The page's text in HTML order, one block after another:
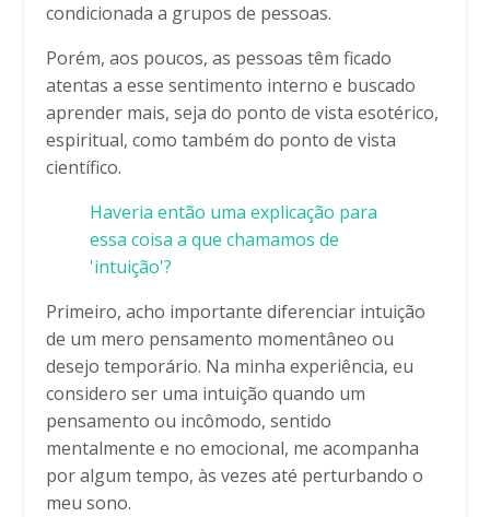
condicionada a grupos de pessoas.
Porém, aos poucos, as pessoas têm ficado
atentas a esse sentimento interno e buscado
aprender mais, seja do ponto de vista esotérico,
espiritual, como também do ponto de vista
científico.
Haveria então uma explicação para
essa coisa a que chamamos de
'intuição'?
Primeiro, acho importante diferenciar intuição
de um mero pensamento momentâneo ou
desejo temporário. Na minha experiência, eu
considero ser uma intuição quando um
pensamento ou incômodo, sentido
mentalmente e no emocional, me acompanha
por algum tempo, às vezes até perturbando o
meu sono.